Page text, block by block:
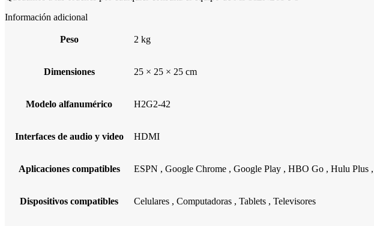
Información adicional
Peso 2 kg
Dimensiones 25 × 25 × 25 cm
Modelo alfanumérico H2G2-42
Interfaces de audio y video HDMI
Aplicaciones compatibles ESPN , Google Chrome , Google Play , HBO Go , Hulu Plus ,
Dispositivos compatibles Celulares , Computadoras , Tablets , Televisores